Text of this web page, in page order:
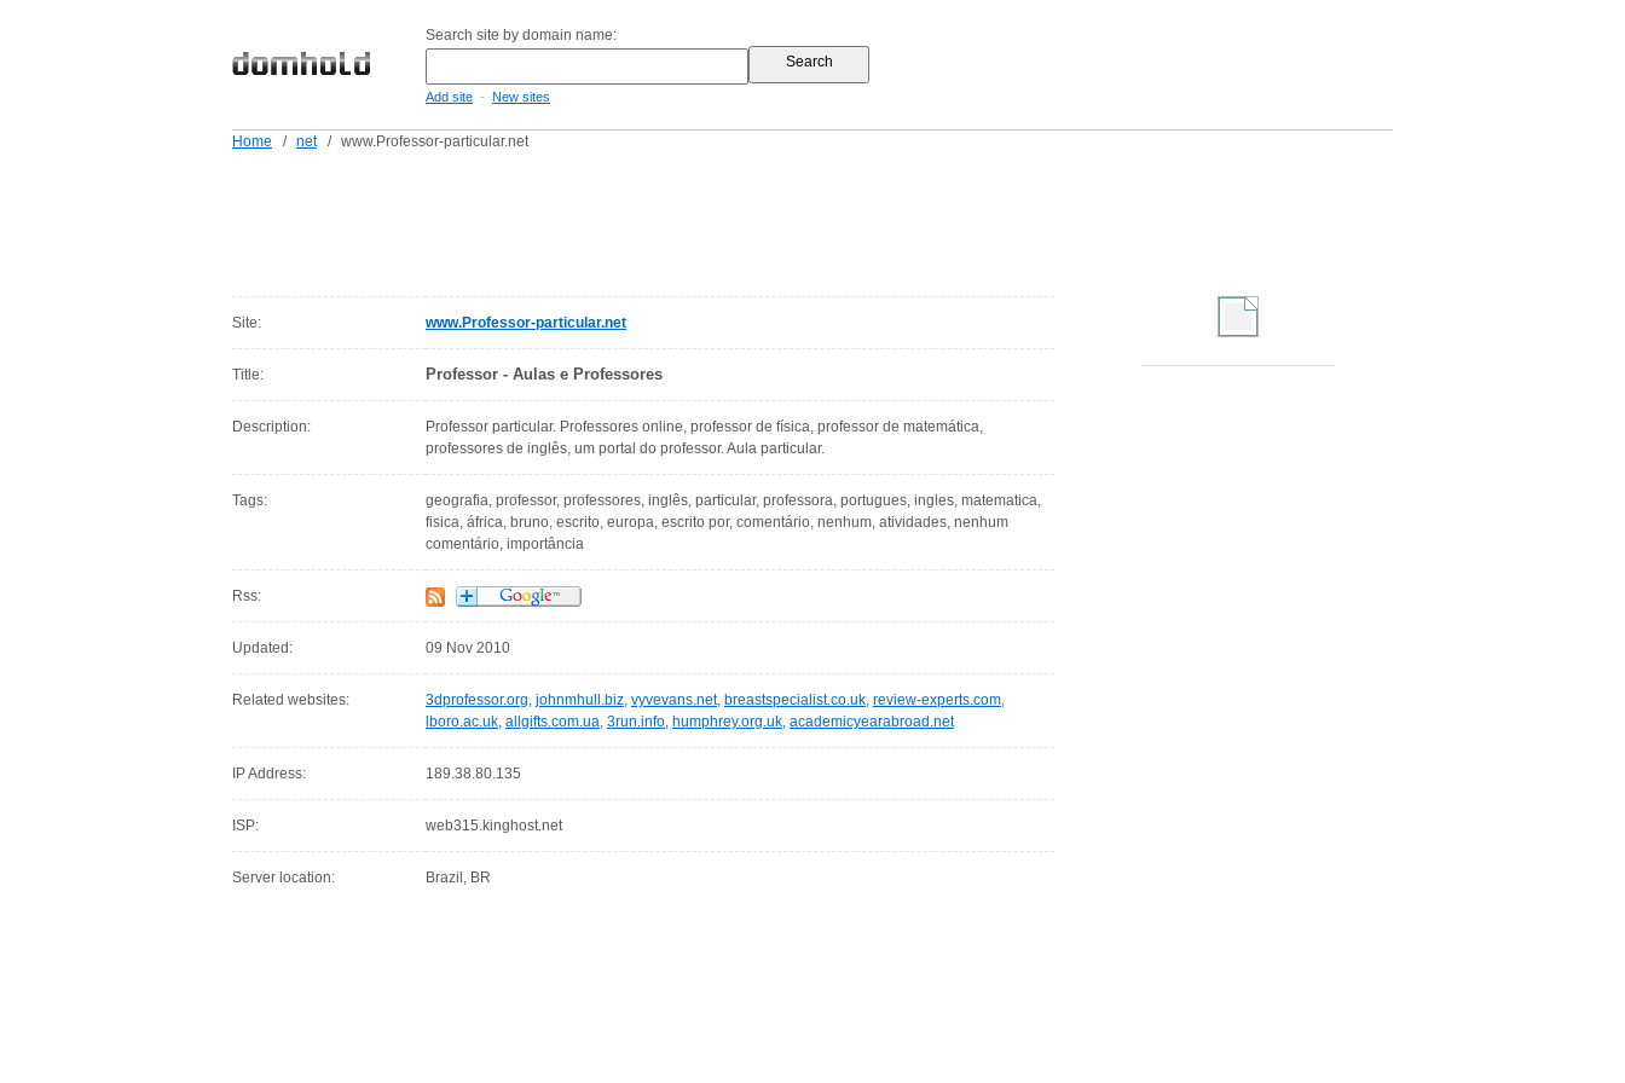
Search site by domain name:
Add site - New sites
Home / net / www.Professor-particular.net
Site: www.Professor-particular.net
Title: Professor - Aulas e Professores
Description:
Professor particular. Professores online, professor de física, professor de matemática,
professores de inglês, um portal do professor. Aula particular.
Tags:
geografia, professor, professores, inglês, particular, professora, portugues, ingles, matematica,
fisica, áfrica, bruno, escrito, europa, escrito por, comentário, nenhum, atividades, nenhum
comentário, importância
Rss:
Updated: 09 Nov 2010
Related websites: 3dprofessor.org, johnmhull.biz, vyvevans.net, breastspecialist.co.uk, review-experts.com,
lboro.ac.uk, allgifts.com.ua, 3run.info, humphrey.org.uk, academicyearabroad.net
IP Address: 189.38.80.135
ISP: web315.kinghost.net
Server location: Brazil, BR